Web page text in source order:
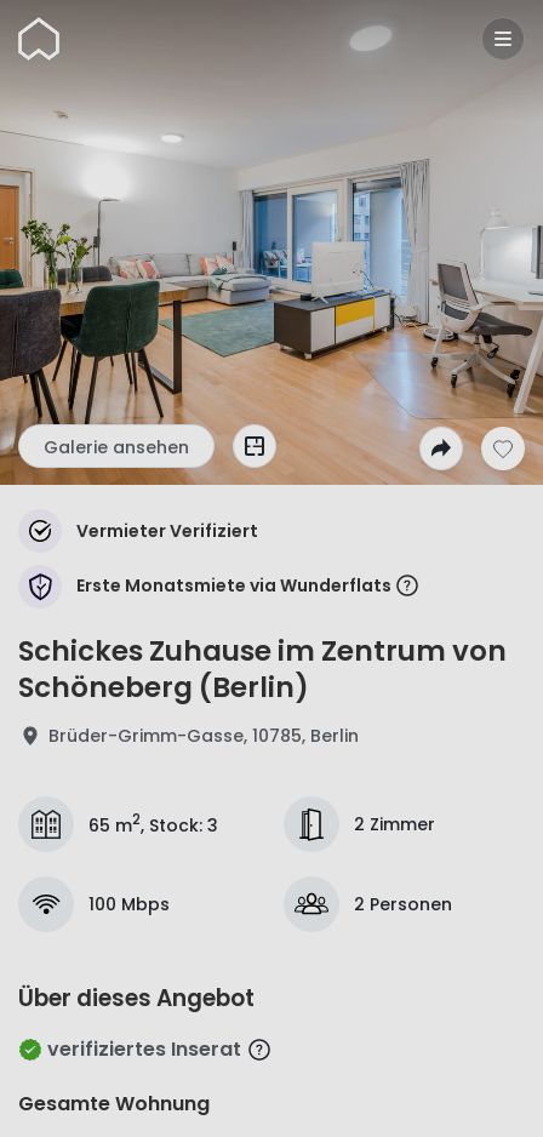
Wunderflats
Galerie ansehen
Vermieter Verifiziert
Erste Monatsmiete via Wunderflats
Schickes Zuhause im Zentrum von
Schöneberg (Berlin)
Brüder-Grimm-Gasse, 10785, Berlin
65 m2, Stock: 3 2 Zimmer
100 Mbps 2 Personen
Über dieses Angebot
verifiziertes Inserat
Gesamte Wohnung